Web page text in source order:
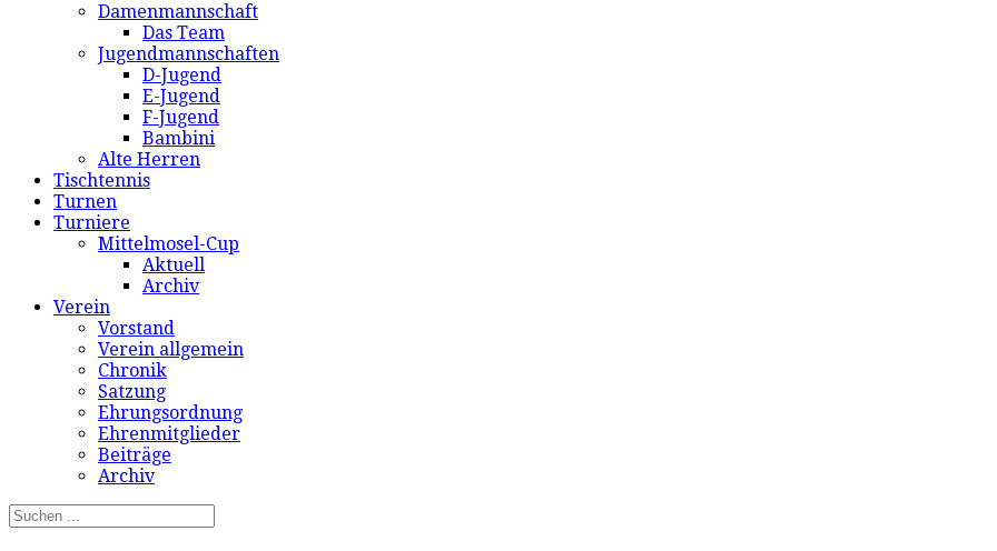
Damenmannschaft
Das Team
Jugendmannschaften
D-Jugend
E-Jugend
F-Jugend
Bambini
Alte Herren
Tischtennis
Turnen
Turniere
Mittelmosel-Cup
Aktuell
Archiv
Verein
Vorstand
Verein allgemein
Chronik
Satzung
Ehrungsordnung
Ehrenmitglieder
Beiträge
Archiv